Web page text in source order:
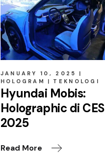
JANUARY 10, 2025
HOLOGRAM
TEKNOLOGI
Hyundai Mobis:
Holographic di CES
2025
Read More